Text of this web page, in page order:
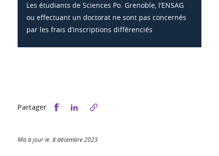
Les étudiants de Sciences Po. Grenoble, l’ENSAG
ou effectuant un doctorat ne sont pas concernés
par les frais d’inscriptions différenciés
Partager Partager sur Facebook
Partager sur LinkedIn
Mis à jour le 8 décembre 2023